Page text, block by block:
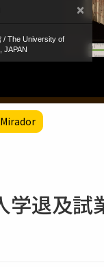
Mirador
退及